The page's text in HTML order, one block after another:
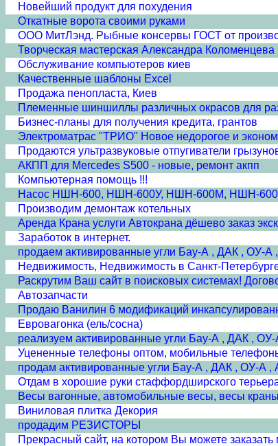
Новейший продукт для похудения
Откатные ворота своими руками
ООО МитЛэнд. Рыбные консервы ГОСТ от
Творческая мастерская Александра Коломенцева
Обслуживание компьютеров киев
Качественные шаблоны Excel
Продажа пенопласта, Киев
Племенные шиншиллы различных окрасов для
Бизнес-планы для получения кредита, грантов
Электроматрас "ТРИО" Новое недорогое и
Продаются ультразвуковые отпугиватели
АКПП для Mercedes S500 - новые, ремонт акпп
Компьютерная помощь !!!
Насос НШН-600, НШН-600У, НШН-600М, НШН-
Производим демонтаж котельных
Аренда Крана услуги Автокрана дёшево заказ
Заработок в интернет.
продаем активированные угли Бау-А , ДАК , ОУ-А
Недвижимость, Недвижимость в Санкт-
Раскрутим Ваш сайт в поисковых системах!
Автозапчасти
Продаю Ванилин 6 модификаций
Евровагонка (ель/сосна)
реализуем активированные угли Бау-А , ДАК ,
Уцененные телефоны оптом, мобильные
продам активированные угли Бау-А , ДАК , ОУ-А ,
Отдам в хорошие руки стаффордширского
Весы вагонные, автомобильные весы, весы
Виниловая плитка Декория
продадим РЕЗИСТОРЫ
Прекрасный сайт, на котором Вы можете заказать